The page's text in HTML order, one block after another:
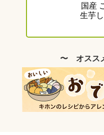
国産
生芋
〜 オスス